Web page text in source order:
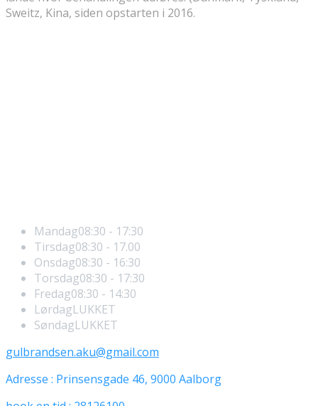
Sweitz, Kina, siden opstarten i 2016.
Mandag08:30 - 17:30
Tirsdag08:30 - 17.00
Onsdag08:30 - 16:30
Torsdag08:30 - 17:30
Fredag08:30 - 14:30
LørdagLUKKET
SøndagLUKKET
gulbrandsen.aku@gmail.com
Adresse : Prinsensgade 46, 9000 Aalborg